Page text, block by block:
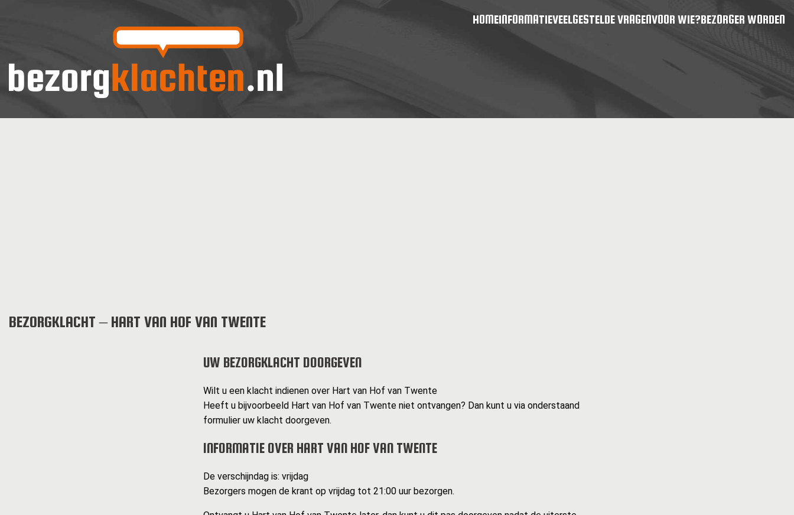
HOMEINFORMATIEVEELGESTELDE VRAGENVOOR WIE?BEZORGER WORDEN
BEZORGKLACHT – HART VAN HOF VAN TWENTE
UW BEZORGKLACHT DOORGEVEN
Wilt u een klacht indienen over Hart van Hof van Twente
Heeft u bijvoorbeeld Hart van Hof van Twente niet ontvangen? Dan kunt u via onderstaand
formulier uw klacht doorgeven.
INFORMATIE OVER HART VAN HOF VAN TWENTE
De verschijndag is: vrijdag
Bezorgers mogen de krant op vrijdag tot 21:00 uur bezorgen.